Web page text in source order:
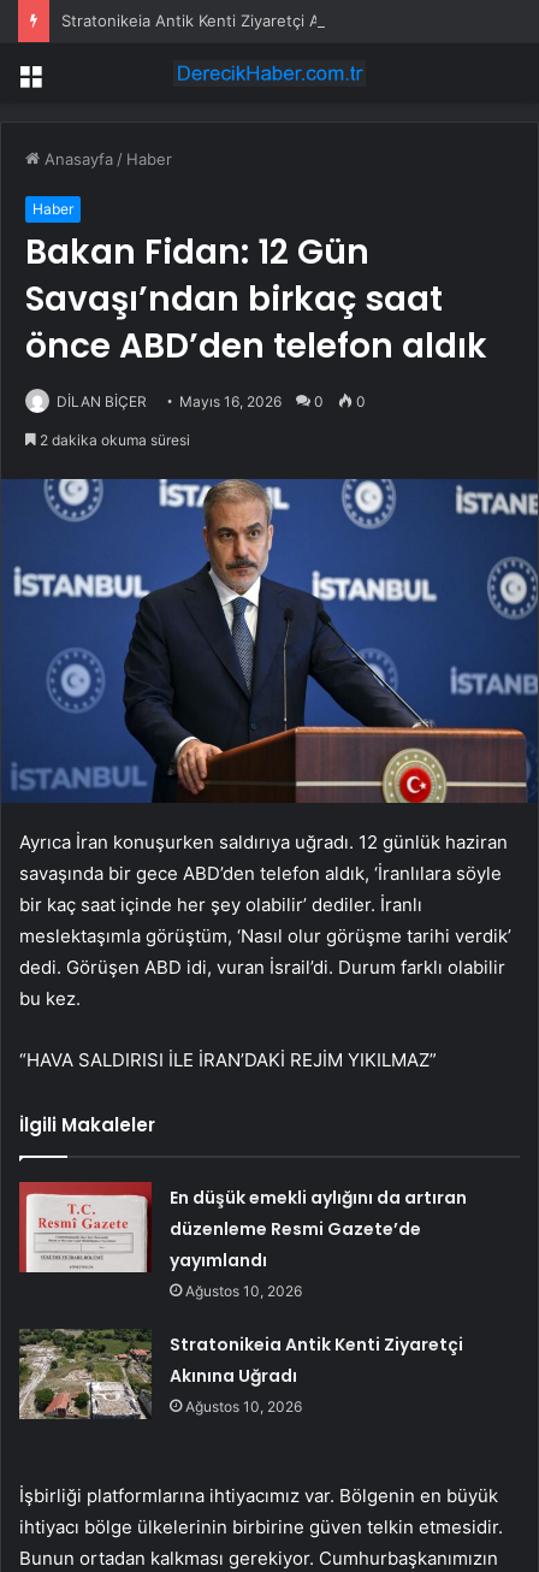
Stratonikeia Antik Kenti Ziyaretçi Akınına Uğradı
Menü
Anasayfa / Haber
Haber
Bakan Fidan: 12 Gün
Savaşı’ndan birkaç saat
önce ABD’den telefon aldık
DİLAN BİÇER Mayıs 16, 2026 0 0
2 dakika okuma süresi
Ayrıca İran konuşurken saldırıya uğradı. 12 günlük haziran
savaşında bir gece ABD’den telefon aldık, ‘İranlılara söyle
bir kaç saat içinde her şey olabilir’ dediler. İranlı
meslektaşımla görüştüm, ‘Nasıl olur görüşme tarihi verdik’
dedi. Görüşen ABD idi, vuran İsrail’di. Durum farklı olabilir
bu kez.
“HAVA SALDIRISI İLE İRAN’DAKİ REJİM YIKILMAZ”
İlgili Makaleler
En düşük emekli aylığını da artıran
düzenleme Resmi Gazete’de
yayımlandı
Ağustos 10, 2026
Stratonikeia Antik Kenti Ziyaretçi
Akınına Uğradı
Ağustos 10, 2026
İşbirliği platformlarına ihtiyacımız var. Bölgenin en büyük
ihtiyacı bölge ülkelerinin birbirine güven telkin etmesidir.
Bunun ortadan kalkması gerekiyor. Cumhurbaşkanımızın